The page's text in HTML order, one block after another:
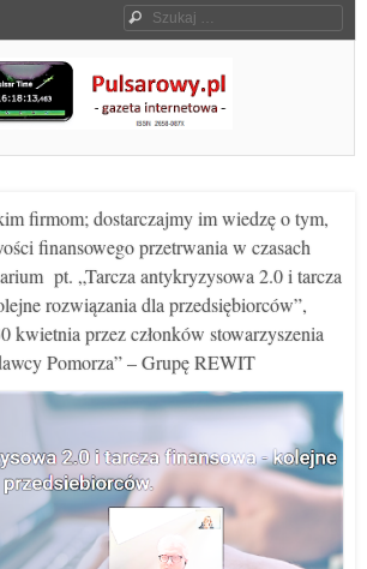
Szukaj
firmom; dostarczajmy im wiedzę o tym,
finansowego przetrwania w czasach
pt. „Tarcza antykryzysowa 2.0 i tarcza
rozwiązania dla przedsiębiorców”,
kwietnia przez członków stowarzyszenia
Pomorza” – Grupę REWIT